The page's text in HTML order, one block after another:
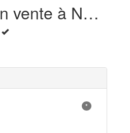
0 terrain en vente à Noroy-le-Bourg (70)
*